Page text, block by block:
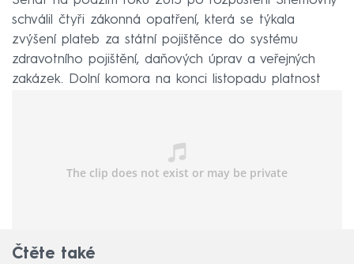
schválil čtyři zákonná opatření, která se týkala
zvýšení plateb za státní pojištěnce do systému
zdravotního pojištění, daňových úprav a veřejných
zakázek. Dolní komora na konci listopadu platnost
Čtěte také